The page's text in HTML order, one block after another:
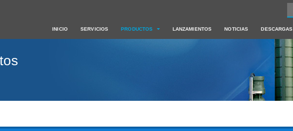
INICIO SERVICIOS PRODUCTOS LANZAMIENTOS NOTICIAS DESCARGAS